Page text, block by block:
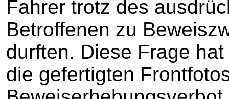
Fahrer trotz des
Betroffenen zu
durften. Diese Frage
die gefertigten